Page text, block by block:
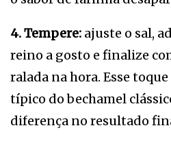
4. Tempere: ajuste o sal,
reino a gosto e finalize
ralada na hora. Esse
típico do bechamel
diferença no resultado